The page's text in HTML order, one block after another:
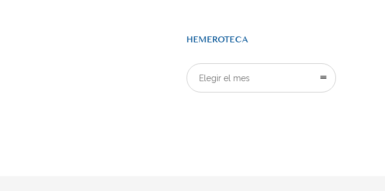
HEMEROTECA
Elegir el mes